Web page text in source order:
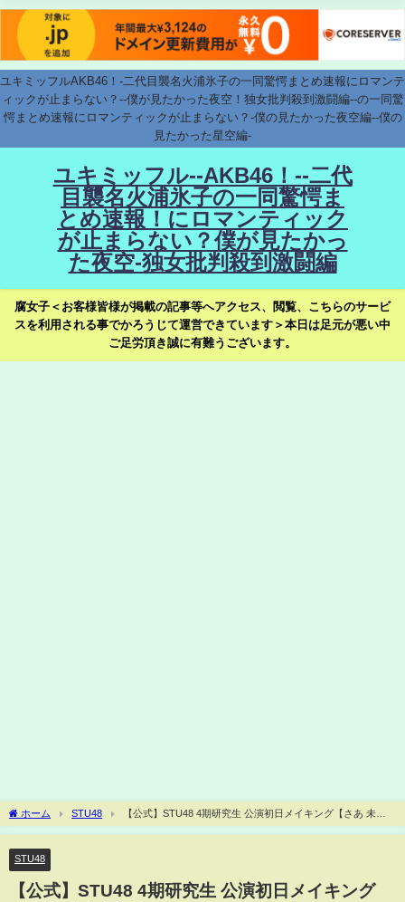
ユキミッフルAKB46！-二代目襲名火浦氷子の一同驚愕まとめ速報にロマンテ
ィックが止まらない？--僕が見たかった夜空！独女批判殺到激闘編--の一同驚
愕まとめ速報にロマンティックが止まらない？-僕の見たかった夜空編--僕の
見たかった星空編-
ユキミッフル--AKB46！--二代
目襲名火浦氷子の一同驚愕ま
とめ速報！にロマンティック
が止まらない？僕が見たかっ
た夜空-独女批判殺到激闘編
腐女子＜お客様皆様が掲載の記事等へアクセス、閲覧、こちらのサービ
スを利用される事でかろうじて運営できています＞本日は足元が悪い中
ご足労頂き誠に有難うございます。
ホーム STU48
【公式】STU48 4期研究生 公演初日メイキング【さあ 未来
を探しに行こうか？公演】
STU48
【公式】STU48 4期研究生 公演初日メイキング